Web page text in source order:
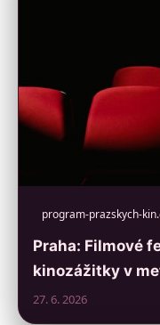
program-prazskych-
Praha: Filmové
kinozážitky v
27. 6. 2026